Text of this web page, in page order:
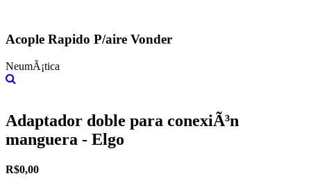
Acople Rapido P/aire Vonder
NeumÃ¡tica
Adaptador doble para conexiÃ³n
manguera - Elgo
R$0,00